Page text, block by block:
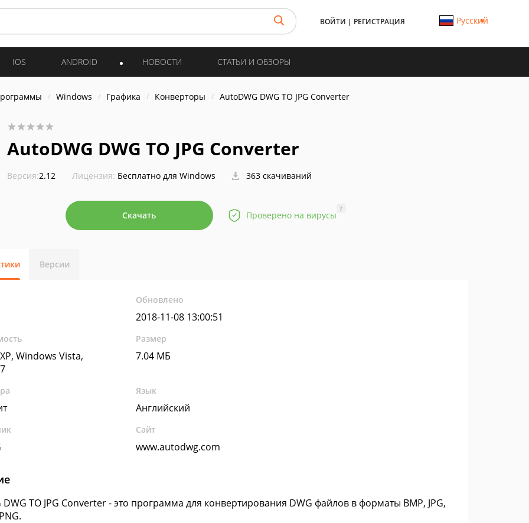
ВОЙТИ | РЕГИСТРАЦИЯ Русский
IOS ANDROID НОВОСТИ СТАТЬИ И ОБЗОРЫ
Windows Графика Конверторы AutoDWG DWG TO JPG Converter
AutoDWG DWG TO JPG Converter
Версия:2.12 Лицензия: Бесплатно для Windows 363 скачиваний
Скачать Проверено на вирусы
?
Версии
Обновлено
2018-11-08 13:00:51
Windows Vista,
Размер
7.04 МБ
Язык
Английский
Сайт
www.autodwg.com
TO JPG Converter - это программа для конвертирования DWG файлов в форматы BMP, JPG,